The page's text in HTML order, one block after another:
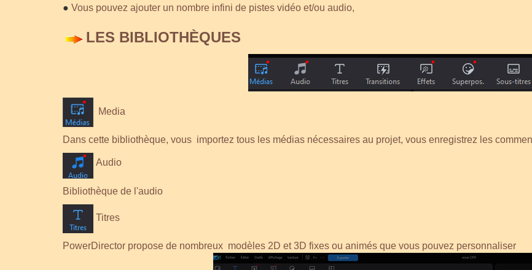
● Vous pouvez ajouter un nombre infini de pistes vidéo et/ou audio,
LES BIBLIOTHÈQUES
Media
Dans cette bibliothèque, vous importez tous les médias nécessaires au projet, vous enregistrez les
Audio
Bibliothèque de l'audio
Titres
PowerDirector propose de nombreux modèles 2D et 3D fixes ou animés que vous pouvez personnaliser